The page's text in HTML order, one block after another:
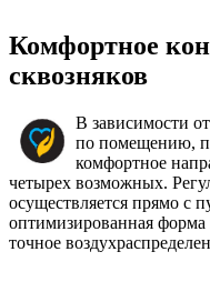
Комфортное
сквозняков
В зависимости
по помещению,
комфортное
четырех возможных.
осуществляется прямо с
оптимизированная форма
точное